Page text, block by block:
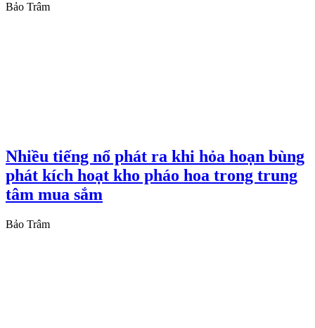
Bảo Trâm
Nhiều tiếng nổ phát ra khi hỏa hoạn bùng
phát kích hoạt kho pháo hoa trong trung
tâm mua sắm
Bảo Trâm